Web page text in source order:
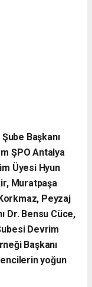
Başkanı
ŞPO Antalya
Üyesi Hyun
Muratpaşa
Peyzaj
Dr. Bensu Cüce,
Devrim
Başkanı
yoğun